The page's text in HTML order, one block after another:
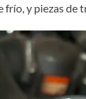
y piezas de